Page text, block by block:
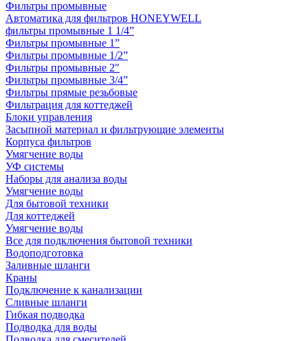
Фильтры промывные
Автоматика для фильтров HONEYWELL
фильтры промывные 1 1/4”
Фильтры промывные 1”
Фильтры промывные 1/2”
Фильтры промывные 2"
Фильтры промывные 3/4”
Фильтры прямые резьбовые
Фильтрация для коттеджей
Блоки управления
Засыпной материал и фильтрующие элементы
Корпуса фильтров
Умягчение воды
УФ системы
Наборы для анализа воды
Умягчение воды
Для бытовой техники
Для коттеджей
Умягчение воды
Все для подключения бытовой техники
Водоподготовка
Заливные шланги
Краны
Подключение к канализации
Сливные шланги
Гибкая подводка
Подводка для воды